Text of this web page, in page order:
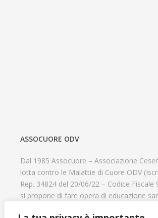
ASSOCUORE ODV
Dal 1985 Assocuore – Associazione
lotta contro le Malattie di Cuore ODV
Rep. 34824 del 20/06/22 – Codice Fiscale
si propone di fare opera di educazione